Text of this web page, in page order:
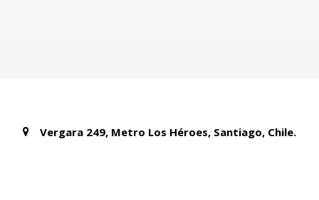
Vergara 249, Metro Los Héroes, Santiago, Chile.